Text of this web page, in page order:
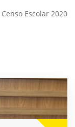
Censo Escolar 2020